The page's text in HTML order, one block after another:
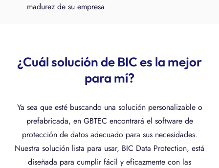
madurez de su empresa
¿Cuál solución de BIC es la mejor
para mí?
Ya sea que esté buscando una solución personalizable o
prefabricada, en GBTEC encontrará el software de
protección de datos adecuado para sus necesidades.
Nuestra solución lista para usar, BIC Data Protection, está
diseñada para cumplir fácil y eficazmente con las